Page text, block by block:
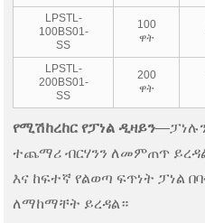
LPSTL-
100BS01-
SS
100
ዋት
LPSTL-
200BS01-
SS
200
ዋት
የሚሽከረከር የፓነል ዲዛይን
ተጨማሪ ብርሃንን ለመምጠጥ
እና ከፍተኛ የልወጣ ፍጥነት ፓነል
ለማከማቸት ይረዳል።